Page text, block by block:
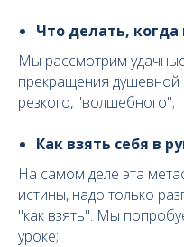
Что делать,
Мы рассмотрим
прекращения душевной
резкого, "волшебного";
Как взять себя в
На самом деле эта
истины, надо только
"как взять". Мы
уроке;